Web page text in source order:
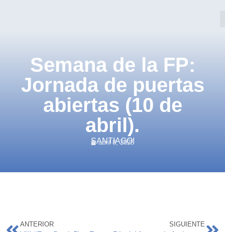
Semana de la FP:
Jornada de puertas
abiertas (10 de
abril).
SANTIAGO!
abril 8, 2025
ANTERIOR SIGUIENTE